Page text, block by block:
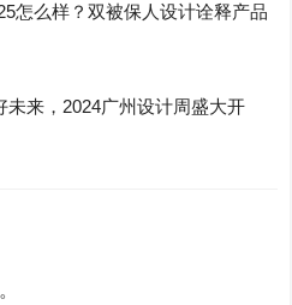
怎么样？双被保人设计诠释产品
未来，2024广州设计周盛大开
。